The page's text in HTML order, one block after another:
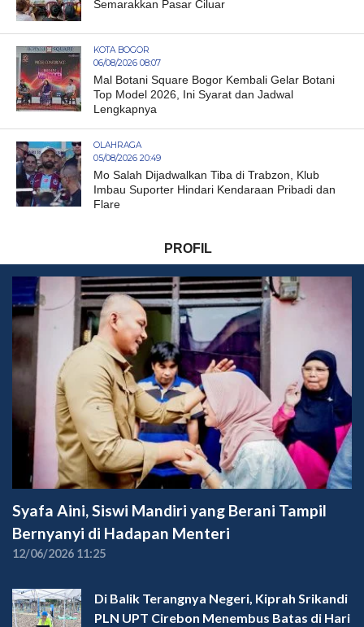
Semarakkan Pasar Ciluar
KOTA BOGOR
06/08/2026 08:07
Mal Botani Square Bogor Kembali Gelar Botani
Top Model 2026, Ini Syarat dan Jadwal
Lengkapnya
OLAHRAGA
05/08/2026 20:49
Mo Salah Dijadwalkan Tiba di Trabzon, Klub
Imbau Suporter Hindari Kendaraan Pribadi dan
Flare
PROFIL
Syafa Aini, Siswi Mandiri yang Berani Tampil
Bernyanyi di Hadapan Menteri
12/06/2026 11:25
Di Balik Terangnya Negeri, Kiprah Srikandi
PLN UPT Cirebon Menembus Batas di Hari